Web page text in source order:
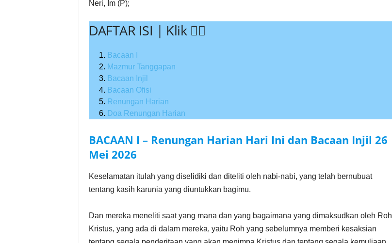
Neri, Im (P);
DAFTAR ISI | Klik 👇🏻
Bacaan I
Mazmur Tanggapan
Bacaan Injil
Bacaan Ofisi
Renungan Harian
Doa Renungan Harian
BACAAN I – Renungan Harian Hari Ini dan Bacaan Injil 26
Mei 2026
Keselamatan itulah yang diselidiki dan diteliti oleh nabi-nabi, yang telah bernubuat
tentang kasih karunia yang diuntukkan bagimu.
Dan mereka meneliti saat yang mana dan yang bagaimana yang dimaksudkan oleh Roh
Kristus, yang ada di dalam mereka, yaitu Roh yang sebelumnya memberi kesaksian